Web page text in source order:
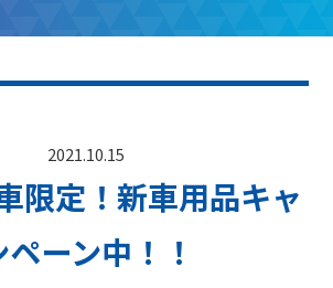
2021.10.15
限定！新車用品キャ
ペーン中！！